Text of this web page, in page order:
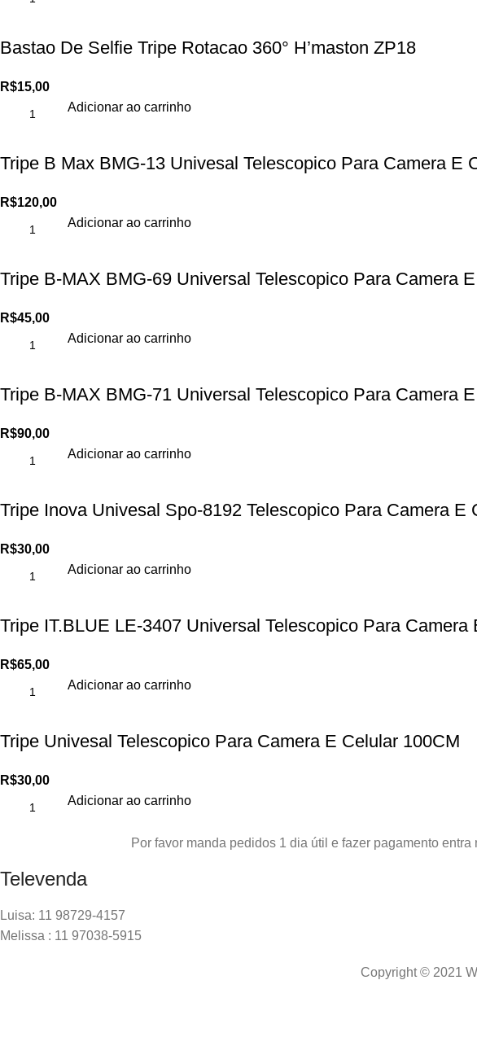
Bastao De Selfie Tripe Rotacao 360° H’maston ZP18
R$15,00
Adicionar ao carrinho
Tripe B Max BMG-13 Univesal Telescopico Para Camera E
R$120,00
Adicionar ao carrinho
Tripe B-MAX BMG-69 Universal Telescopico Para Camera
R$45,00
Adicionar ao carrinho
Tripe B-MAX BMG-71 Universal Telescopico Para Camera
R$90,00
Adicionar ao carrinho
Tripe Inova Univesal Spo-8192 Telescopico Para Camera E
R$30,00
Adicionar ao carrinho
Tripe IT.BLUE LE-3407 Universal Telescopico Para Camera
R$65,00
Adicionar ao carrinho
Tripe Univesal Telescopico Para Camera E Celular 100CM
R$30,00
Adicionar ao carrinho
Por favor manda pedidos 1 dia útil e fazer pagamento
Televenda
Luisa: 11 98729-4157
Melissa : 11 97038-5915
Copyright © 2021